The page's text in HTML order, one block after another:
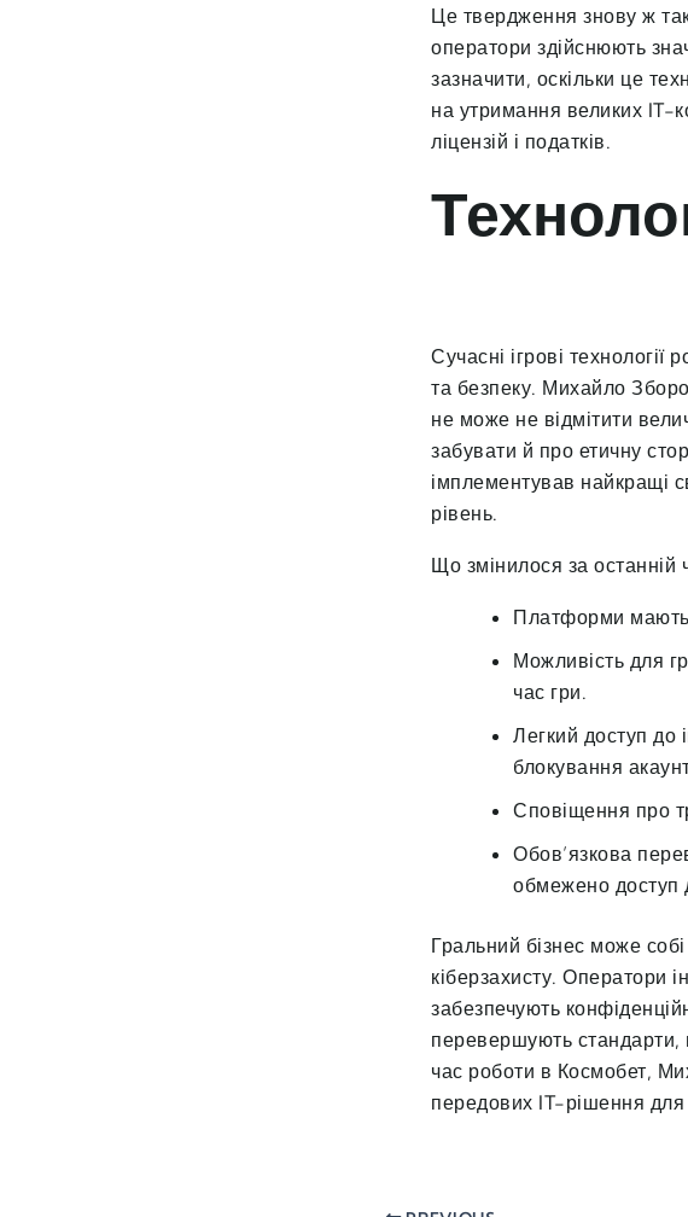
Це твердження знову ж
оператори здійснюють
зазначити, оскільки це
на утримання великих IT-
ліцензій і податків.
Сучасні ігрові
та безпеку. Михайло
не може не відмітити
забувати й про етичну
імплементував найкращі
рівень.
Що змінилося за останній
Платформи мають
Можливість для
час гри.
Легкий доступ до
блокування
Сповіщення про
Обов’язкова
обмежено доступ
Гральний бізнес може
кіберзахисту. Оператори
забезпечують
перевершують стандарти,
час роботи в Космобет,
передових IT-рішення для